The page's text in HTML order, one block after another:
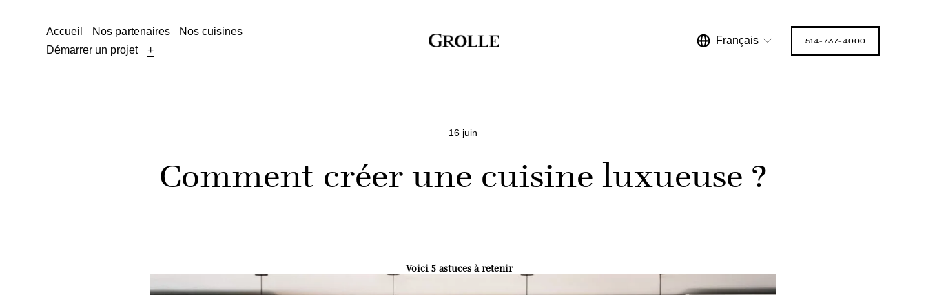
Accueil Nos partenaires
Nos cuisines
Démarrer un projet
+
Français 514-737-4000
Comment créer une cuisine luxueuse ?
16 juin
Voici 5 astuces à retenir